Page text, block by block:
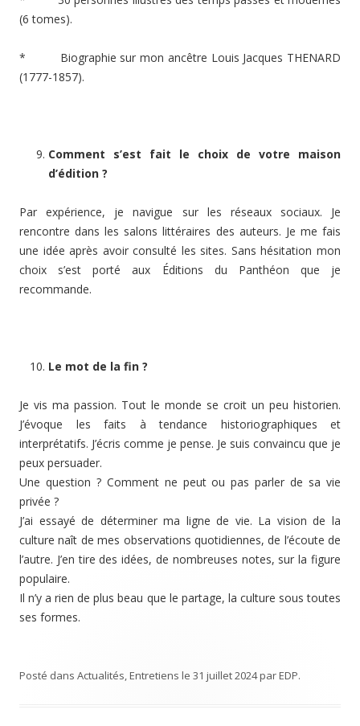
(6 tomes).
* Biographie sur mon ancêtre Louis Jacques THENARD
(1777-1857).
Comment s’est fait le choix de votre maison
d’édition ?
Par expérience, je navigue sur les réseaux sociaux. Je
rencontre dans les salons littéraires des auteurs. Je me fais
une idée après avoir consulté les sites. Sans hésitation mon
choix s’est porté aux Éditions du Panthéon que je
recommande.
Le mot de la fin ?
Je vis ma passion. Tout le monde se croit un peu historien.
J’évoque les faits à tendance historiographiques et
interprétatifs. J’écris comme je pense. Je suis convaincu que je
peux persuader.
Une question ? Comment ne peut ou pas parler de sa vie
privée ?
J’ai essayé de déterminer ma ligne de vie. La vision de la
culture naît de mes observations quotidiennes, de l’écoute de
l’autre. J’en tire des idées, de nombreuses notes, sur la figure
populaire.
Il n’y a rien de plus beau que le partage, la culture sous toutes
ses formes.
Posté dans Actualités,Entretiens le 31 juillet 2024parEDP.